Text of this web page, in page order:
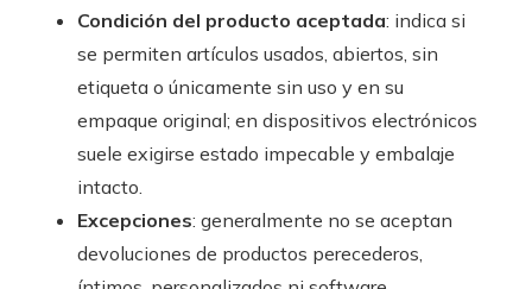
Condición del producto aceptada: indica si
se permiten artículos usados, abiertos, sin
etiqueta o únicamente sin uso y en su
empaque original; en dispositivos electrónicos
suele exigirse estado impecable y embalaje
intacto.
Excepciones: generalmente no se aceptan
devoluciones de productos perecederos,